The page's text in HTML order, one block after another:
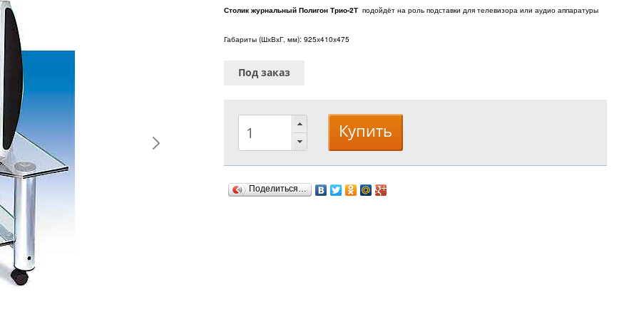
Столик журнальный Полигон Трио-2Т подойдёт на роль подставки для телевизора или аудио аппаратуры
Габариты (ШхВхГ, мм): 925х410х475
Под заказ
Поделиться…